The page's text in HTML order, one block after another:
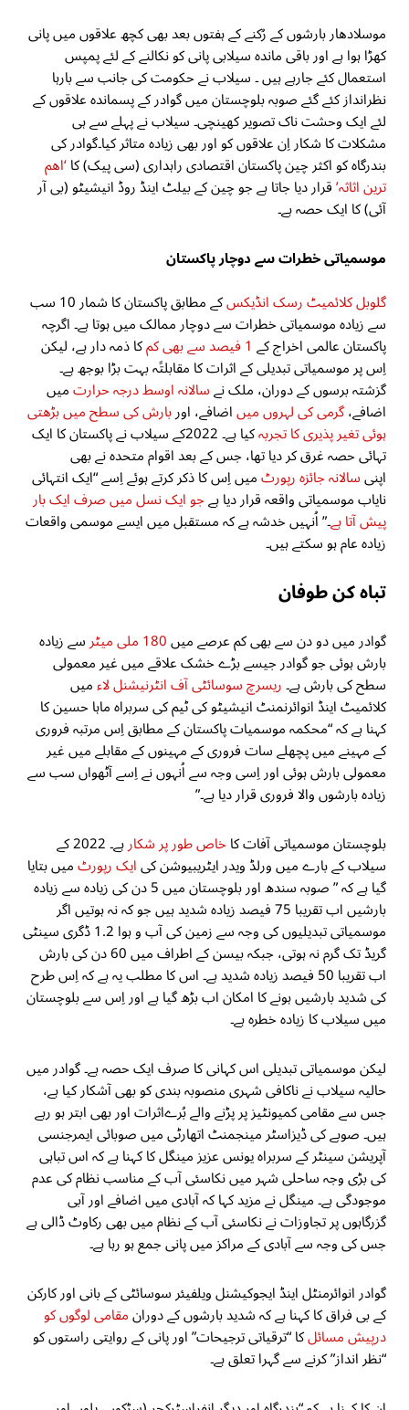
موسلادھار بارشوں کے رُکنے کے ہفتوں بعد بھی کچھ علاقوں میں پانی
کھڑا ہوا ہے اور باقی ماندہ سیلابی پانی کو نکالنے کے لئے پمپس
استعمال کئے جارہے ہیں ۔ سیلاب نے حکومت کی جانب سے بارہا
نظرانداز کئے گئے صوبہ بلوچستان میں گوادر کے پسماندہ علاقوں کے
لئے ایک وحشت ناک تصویر کھینچی۔ سیلاب نے پہلے سے ہی
مشکلات کا شکار اِن علاقوں کو اور بھی زیادہ متاثر کیا۔گوادر کی
بندرگاہ کو اکثر چین پاکستان اقتصادی راہداری (سی پیک) کا‘اھم
ترین اثاثہ’قرار دیا جاتا ہے جو چین کے بیلٹ اینڈ روڈ انیشیٹو (بی آر
آئی) کا ایک حصہ ہے۔
موسمیاتی خطرات سے دوچار پاکستان
گلوبل کلائمیٹ رسک انڈیکس
کے مطابق پاکستان کا شمار 10 سب
سے زیادہ موسمیاتی خطرات سے دوچار ممالک میں ہوتا ہے۔ اگرچہ
پاکستان عالمی اخراج کے کا ذمہ دار ہے، لیکن
اِس پر موسمیاتی تبدیلی کے اثرات کا مقابلتًہ بہت بڑا بوجھ ہے۔
گزشتہ برسوں کے دوران، ملک نےسالانہ اوسط درجہ حرارتمیں
اضافے،گرمی کی لہروں میںاضافے، اوربارش کی سطح میں بڑھتی
ہوئی تغیر پذیری کا تجربہ کیا ہے۔ 2022کے سیلاب نے پاکستان کا ایک
تہائی حصہ غرق کر دیا تھا، جس کے بعد اقوام متحدہ نے بھی
اپنیسالانہ جائزہ رپورٹمیں اِس کا ذکر کرتے ہوئے اِسے “ایک انتہائی
نایاب موسمیاتی واقعہ قرار دیا ہےجو ایک نسل میں صرف ایک بار
پیش آتا ہے۔” اُنہیں خدشہ ہے کہ مستقبل میں ایسے موسمی واقعات
زیادہ عام ہو سکتے ہیں۔
تباہ کن طوفان
گوادر میں دو دن سے بھی کم عرصے میں180 ملی میٹر سے زیادہ
بارش ہوئی جو گوادر جیسے بڑے خشک علاقے میں غیر معمولی
سطح کی بارش ہے۔ریسرچ سوسائٹی آف انٹرنیشنل لاءمیں
کلائمیٹ اینڈ انوائرنمنٹ انیشیٹو کی ٹیم کی سربراہ ماہا حسین کا
کہنا ہے کہ “محکمہ موسمیات پاکستان کے مطابق اِس مرتبہ فروری
کے مہینے میں پچھلے سات فروری کے مہینوں کے مقابلے میں غیر
معمولی بارش ہوئی اور اِسی وجہ سے اُنہوں نے اِسے آٹھواں سب سے
زیادہ بارشوں والا فروری قرار دیا ہے۔”
بلوچستان موسمیاتی آفات کاخاص طور پر شکار ہے۔ 2022 کے
سیلاب کے بارے میں ورلڈ ویدر ایٹریبیوشن کیایک رپورٹمیں بتایا
گیا ہے کہ ” صوبہ سندھ اور بلوچستان میں 5 دن کی زیادہ سے زیادہ
بارشیں اب تقریبا 75 فیصد زیادہ شدید ہیں جو کہ نہ ہوتیں اگر
موسمیاتی تبدیلیوں کی وجہ سے زمین کی آب و ہوا 1.2 ڈگری سینٹی
گریڈ تک گرم نہ ہوتی، جبکہ بیسن کے اطراف میں 60 دن کی بارش
اب تقریبا 50 فیصد زیادہ شدید ہے۔ اس کا مطلب یہ ہے کہ اِس طرح
کی شدید بارشیں ہونے کا امکان اب بڑھ گیا ہے اور اِس سے بلوچستان
میں سیلاب کا زیادہ خطرہ ہے۔
لیکن موسمیاتی تبدیلی اس کہانی کا صرف ایک حصہ ہے۔ گوادر میں
حالیہ سیلاب نے ناکافی شہری منصوبہ بندی کو بھی آشکار کیا ہے،
جس سے مقامی کمیونٹیز پر پڑنے والے بُرےاثرات اور بھی ابتر ہو رہے
ہیں۔ صوبے کی ڈیزاسٹر مینجمنٹ اتھارٹی میں صوبائی ایمرجنسی
آپریشن سینٹر کے سربراہ یونس عزیز مینگل کا کہنا ہے کہ اس تباہی
کی بڑی وجہ ساحلی شہر میں نکاسئی آب کے مناسب نظام کی عدم
موجودگی ہے۔ مینگل نے مزید کہا کہ آبادی میں اضافے اور آبی
گزرگاہوں پر تجاوزات نے نکاسئی آب کے نظام میں بھی رکاوٹ ڈالی ہے
جس کی وجہ سے آبادی کے مراکز میں پانی جمع ہو رہا ہے۔
گوادر انوائرمنٹل اینڈ ایجوکیشنل ویلفیئر سوسائٹی کے بانی اور کارکن
کے بی فراق کا کہنا ہے کہ شدید بارشوں کے دورانمقامی لوگوں کو
درپیش مسائلکا “ترقیاتی ترجیحات” اور پانی کے روایتی راستوں کو
“نظر انداز” کرنے سے گہرا تعلق ہے۔